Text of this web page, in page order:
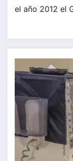
el año 2012 el